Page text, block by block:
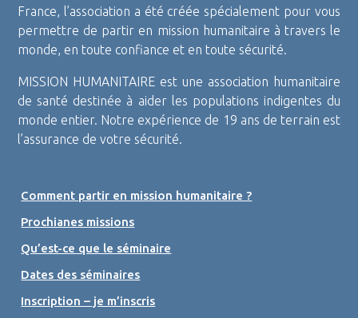
France, l’association a été créée spécialement pour vous
permettre de partir en mission humanitaire à travers le
monde, en toute confiance et en toute sécurité.
MISSION HUMANITAIRE est une association humanitaire
de santé destinée à aider les populations indigentes du
monde entier. Notre expérience de 19 ans de terrain est
l’assurance de votre sécurité.
Comment partir en mission humanitaire ?
Prochianes missions
Qu’est-ce que le séminaire
Dates des séminaires
Inscription – je m’inscris